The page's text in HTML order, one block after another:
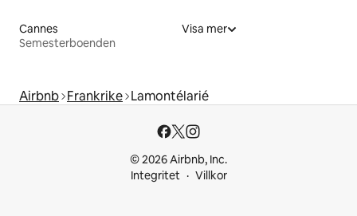
Cannes
Semesterboenden
Visa mer
Airbnb Frankrike Lamontélarié
© 2026 Airbnb, Inc.
Integritet
Villkor